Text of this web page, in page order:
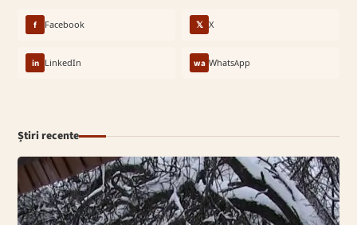
f Facebook 𝕏 X
in LinkedIn wa WhatsApp
Știri recente